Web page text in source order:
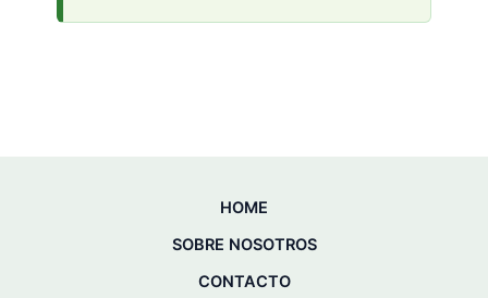
HOME
SOBRE NOSOTROS
CONTACTO